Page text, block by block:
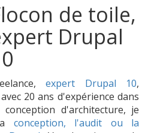
de toile,
Drupal
expert Drupal 10,
20 ans d'expérience dans
d'architecture, je
conception, l'audit ou la